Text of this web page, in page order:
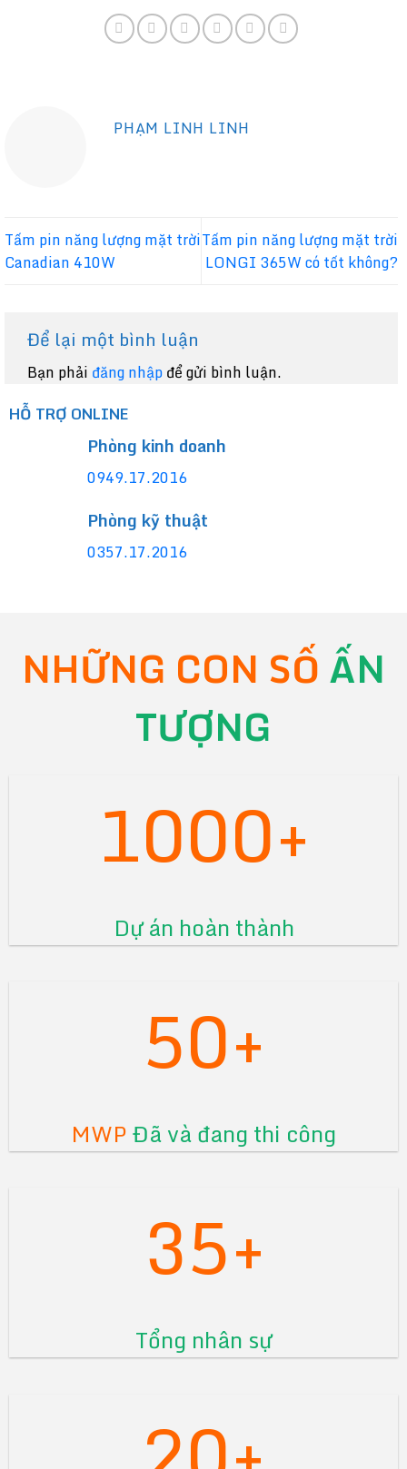
PHẠM LINH LINH
Tấm pin năng lượng mặt trời
Canadian 410W
Tấm pin năng lượng mặt trời
LONGI 365W có tốt không?
Để lại một bình luận
Bạn phải đăng nhậpđể gửi bình luận.
HỖ TRỢ ONLINE
Phòng kinh doanh
0949.17.2016
Phòng kỹ thuật
0357.17.2016
NHỮNG CON SỐ ẤN
TƯỢNG
1000+
Dự án hoàn thành
50+
MWPĐã và đang thi công
35+
Tổng nhân sự